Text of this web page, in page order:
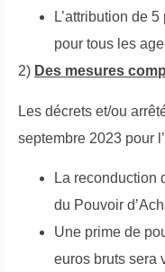
L’attribution de
pour tous les
2) Des mesures
Les décrets et/ou
septembre 2023 pour
La reconduction
du Pouvoir
Une prime de
euros bruts sera